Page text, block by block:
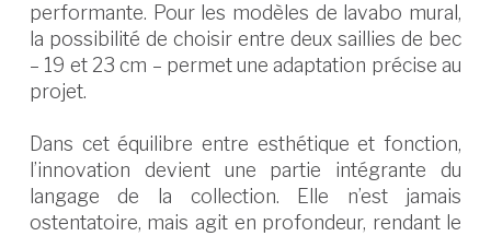
performante. Pour les modèles de lavabo mural,
la possibilité de choisir entre deux saillies de bec
– 19 et 23 cm – permet une adaptation précise au
projet.
Dans cet équilibre entre esthétique et fonction,
l’innovation devient une partie intégrante du
langage de la collection. Elle n’est jamais
ostentatoire, mais agit en profondeur, rendant le